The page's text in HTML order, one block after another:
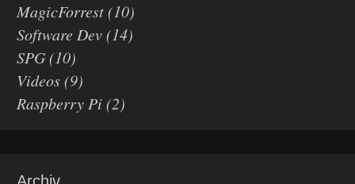
MagicForrest(10)
Software Dev(14)
SPG(10)
Videos(9)
Raspberry Pi(2)